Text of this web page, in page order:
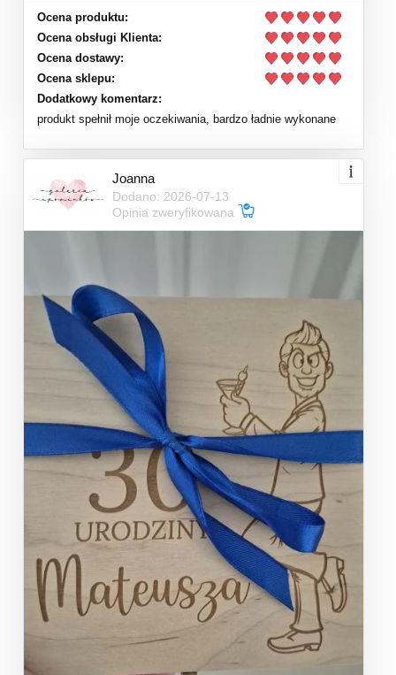
Ocena produktu:
Ocena obsługi Klienta:
Ocena dostawy:
Ocena sklepu:
Dodatkowy komentarz:
produkt spełnił moje oczekiwania, bardzo ładnie wykonane
Joanna
Dodano: 2026-07-13
Opinia zweryfikowana